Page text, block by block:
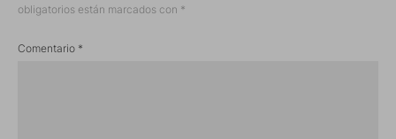
obligatorios están marcados con *
Comentario *